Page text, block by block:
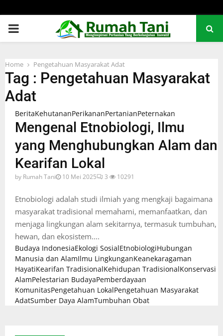
PRIMARY
Home Pengetahuan Masyarakat Adat
Tag : Pengetahuan Masyarakat
Adat
BeritaKehutananPerikananPertanianPeternakan
Mengenal Etnobiologi, Ilmu
yang Menghubungkan Alam dan
Kearifan Lokal
by Rumah Tani 10 Mei 2025 3 10291
Etnobiologi adalah studi ilmiah yang mengkaji bagaimana
masyarakat tradisional memahami, memanfaatkan, dan
menjaga lingkungan alam sekitarnya, termasuk tumbuhan,
hewan, dan ekosistem....
Budaya IndonesiaEkologi SosialEtnobiologiHubungan
Manusia dan AlamIlmu LingkunganKeanekaragaman
HayatiKearifan TradisionalKehidupan TradisionalKonservasi
AlamPelestarian BudayaPemberdayaan
KomunitasPengetahuan LokalPengetahuan Masyarakat
AdatSumber Daya AlamTumbuhan Obat